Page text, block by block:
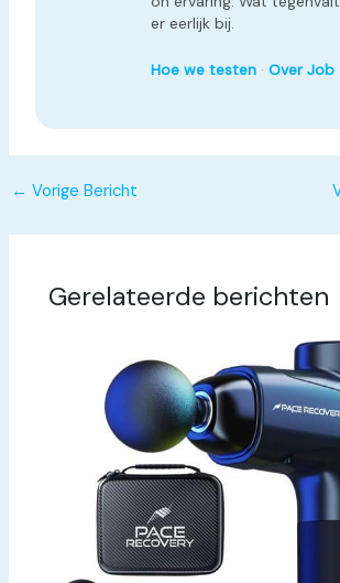
er eerlijk bij.
Hoe we testen· Over Job
← Vorige Bericht
Gerelateerde berichten